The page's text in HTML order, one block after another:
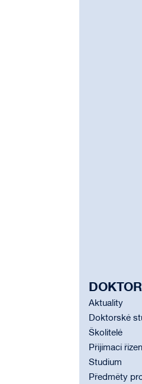
Aktuality
Doktorské
Školitelé
Přijímací
Studium
Předměty